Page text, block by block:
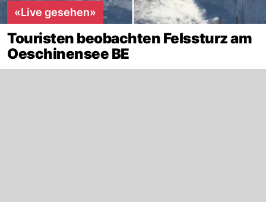
«Live gesehen»
Touristen beobachten Felssturz am
Oeschinensee BE